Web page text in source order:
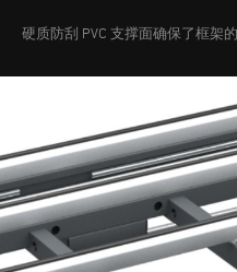
硬质防刮 PVC 支撑面确保了框架